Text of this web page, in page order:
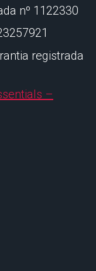
nº 1122330
registrada
–